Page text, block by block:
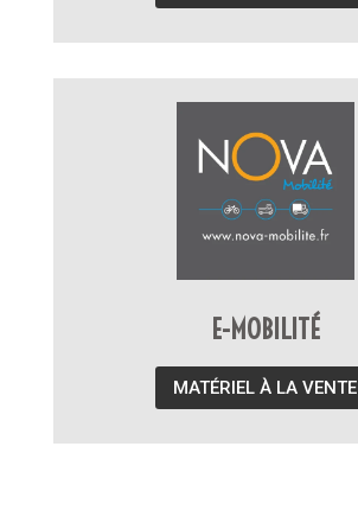
E-MOBILITÉ
MATÉRIEL À LA VENTE